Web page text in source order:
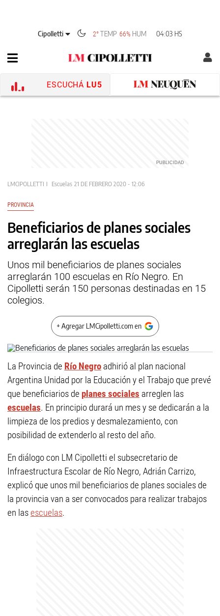
Cipolletti 2° TEMP 66% HUM 04:03 HS
ESCUCHÁ LU5
LMCIPOLLETTI Escuelas 21 DE FEBRERO 2020 - 12:06
PROVINCIA
Beneficiarios de planes sociales
arreglarán las escuelas
Unos mil beneficiarios de planes sociales
arreglarán 100 escuelas en Río Negro. En
Cipolletti serán 150 personas destinadas en 15
colegios.
+ Agregar LMCipolletti.com en
La Provincia de Río Negro adhirió al plan nacional
Argentina Unidad por la Educación y el Trabajo que prevé
que beneficiarios de planes sociales arreglen las
escuelas. En principio durará un mes y se dedicarán a la
limpieza de los predios y desmalezamiento, con
posibilidad de extenderlo al resto del año.
En diálogo con LM Cipolletti el subsecretario de
Infraestructura Escolar de Río Negro, Adrián Carrizo,
explicó que unos mil beneficiarios de planes sociales de
la provincia van a ser convocados para realizar trabajos
en las escuelas.